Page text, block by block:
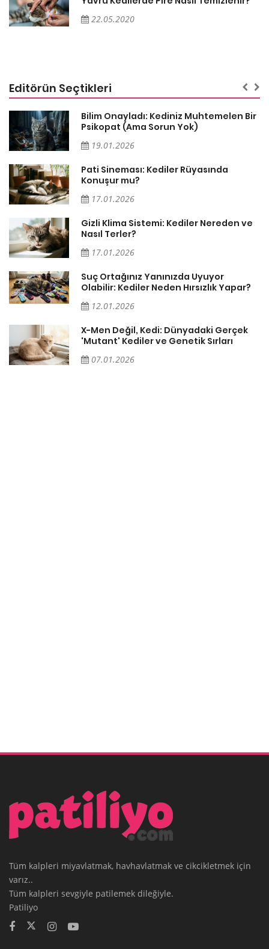
22.05.2020
Editörün Seçtikleri
Bilim Onayladı: Kediniz Muhtemelen Bir
Psikopat (Ama Sorun Yok)
19.01.2026
Pati Sineması: Kediler Rüyasında
Konuşur mu?
17.01.2026
Gizli Klima Sistemi: Kediler Nereden ve
Nasıl Terler?
17.01.2026
Suç Ortağınız Yanınızda Uyuyor
Olabilir: Kediler Neden Hırsızlık Yapar?
12.01.2026
X-Men Değil, Kedi: Dünyadaki Gerçek
'Mutant' Kediler ve Genetik Sırları
07.01.2026
Tüm kalpleri miyavlatmak, havhavlatmak ve cikcikletmek için
varız..
Tüm kalpleri sevgiyle patilemek dileğiyle.
Patiliyo